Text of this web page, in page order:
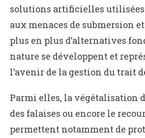
solutions artificielles utilisées
aux menaces de submersion et
plus en plus d’alternatives
nature se développent et
l’avenir de la gestion du trait
Parmi elles, la végétalisation
des falaises ou encore le
permettent notamment de